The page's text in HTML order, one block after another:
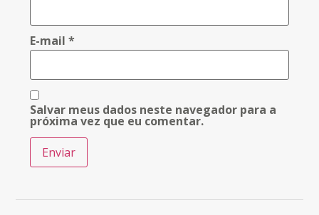
E-mail*
Salvar meus dados neste navegador para a
próxima vez que eu comentar.